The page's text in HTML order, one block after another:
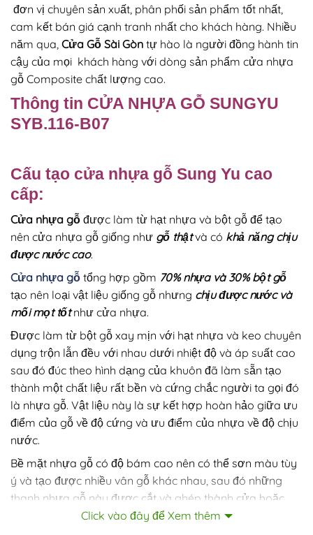
đơn vị chuyên sản xuất, phân phối sản phẩm tốt nhất,
cam kết bán giá cạnh tranh nhất cho khách hàng. Nhiều
năm qua, Cửa Gỗ Sài Gòn tự hào là người đồng hành tin
cậy của mọi khách hàng với dòng sản phẩm cửa nhựa
gỗ Composite chất lượng cao.
Thông tin CỬA NHỰA GỖ SUNGYU
SYB.116-B07
Cấu tạo cửa nhựa gỗ Sung Yu cao
cấp:
Cửa nhựa gỗ được làm từ hạt nhựa và bột gỗ để tạo
nên cửa nhựa gỗ giống như gỗ thậtvà có khả năng chịu
được nước cao.
Cửa nhựa gỗ tổng hợp gồm 70% nhựa và 30% bột gỗ
tạo nên loại vật liệu giống gỗ nhưng chịu được nước và
mối mọt tốtnhư cửa nhựa.
Được làm từ bột gỗ xay mịn với hạt nhựa và keo chuyên
dụng trộn lẫn đều với nhau dưới nhiệt độ và áp suất cao
sau đó đúc theo hình dạng của khuôn đã làm sẵn tạo
thành một chất liệu rất bền và cứng chắc người ta gọi đó
là nhựa gỗ. Vật liệu này là sự kết hợp hoàn hảo giữa ưu
điểm của gỗ về độ cứng và ưu điểm của nhựa về độ chịu
nước.
Bề mặt nhựa gỗ có độ bám cao nên có thể sơn màu tùy
ý và tạo được nhiều vân gỗ khác nhau, sau đó những
thanh nhựa gỗ này được cắt và ghép thành cửa hoặc
đúc theo khuôn có sẵn tạo nhiều mẫu mã và kiểu dáng
Click vào đây để Xem thêm